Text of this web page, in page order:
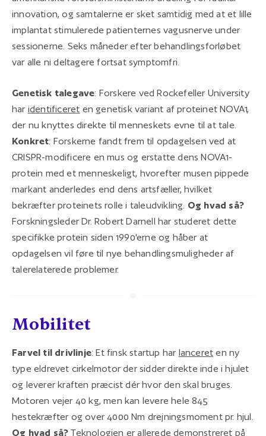
innovation, og samtalerne er sket samtidig med at et lille
implantat stimulerede patienternes vagusnerve under
sessionerne. Seks måneder efter behandlingsforløbet
var alle ni deltagere fortsat symptomfri.
Genetisk talegave: Forskere ved Rockefeller University
har identificeret en genetisk variant af proteinet NOVA1,
der nu knyttes direkte til menneskets evne til at tale.
Konkret: Forskerne fandt frem til opdagelsen ved at
CRISPR-modificere en mus og erstatte dens NOVA1-
protein med et menneskeligt, hvorefter musen pippede
markant anderledes end dens artsfæller, hvilket
bekræfter proteinets rolle i taleudvikling. Og hvad så?
Forskningsleder Dr. Robert Darnell har studeret dette
specifikke protein siden 1990'erne og håber at
opdagelsen vil føre til nye behandlingsmuligheder af
talerelaterede problemer.
Mobilitet
Farvel til drivlinje: Et finsk startup har lanceret en ny
type eldrevet cirkelmotor der sidder direkte inde i hjulet
og leverer kraften præcist dér hvor den skal bruges.
Motoren vejer 40 kg, men kan levere hele 845
hestekræfter og over 4000 Nm drejningsmoment pr. hjul.
Og hvad så?Teknologien er allerededemonstreret på